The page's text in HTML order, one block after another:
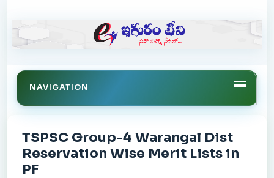
NAVIGATION
TSPSC Group-4 Warangal Dist
Reservation Wise Merit Lists in
PF